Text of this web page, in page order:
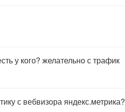
у кого? желательно с трафик
с вебвизора яндекс.метрика?